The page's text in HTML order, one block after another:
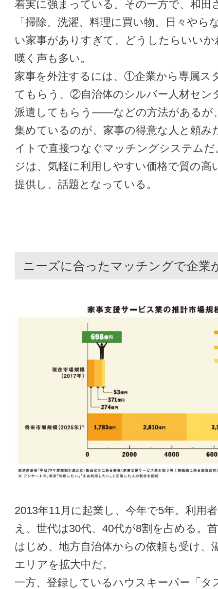
着実に強まっている。その一方で、和田
「掃除、洗濯、料理に買い物。日々やら
い家事がありすぎて、どうしたらいい
嘆く声も多い。
家事を外注するには、①企業から専属ス
てもらう、②自治体のシルバー人材セン
派遣してもらう——などの方法があるが
集めているのが、家事の得意な人と頼み
イトで直接つなぐマッチングシステム
ジは、気軽に利用しやすい価格で質の高
提供し、話題となっている。
ニーズに合ったマッチングで企業
2013年11月に起業し、今年で5年。利用
え、世代は30代、40代が8割を占める。
はじめ、地方自治体からの依頼も受け、
エリアを拡大中だ。
一方、登録しているハウスキーパー「タ